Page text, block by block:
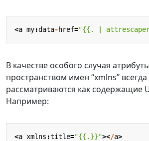
<a my:data-href="{{. |
В качестве особого случая
пространством имен “xmlns” всегда
рассматриваются как содержащие
Например:
<a xmlns :title="{{.}}"></a>